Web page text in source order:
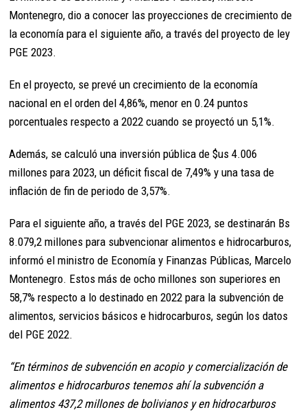
Montenegro, dio a conocer las proyecciones de crecimiento de
la economía para el siguiente año, a través del proyecto de ley
PGE 2023.
En el proyecto, se prevé un crecimiento de la economía
nacional en el orden del 4,86%, menor en 0.24 puntos
porcentuales respecto a 2022 cuando se proyectó un 5,1%.
Además, se calculó una inversión pública de $us 4.006
millones para 2023, un déficit fiscal de 7,49% y una tasa de
inflación de fin de periodo de 3,57%.
Para el siguiente año, a través del PGE 2023, se destinarán Bs
8.079,2 millones para subvencionar alimentos e hidrocarburos,
informó el ministro de Economía y Finanzas Públicas, Marcelo
Montenegro. Estos más de ocho millones son superiores en
58,7% respecto a lo destinado en 2022 para la subvención de
alimentos, servicios básicos e hidrocarburos, según los datos
del PGE 2022.
“En términos de subvención en acopio y comercialización de
alimentos e hidrocarburos tenemos ahí la subvención a
alimentos 437,2 millones de bolivianos y en hidrocarburos